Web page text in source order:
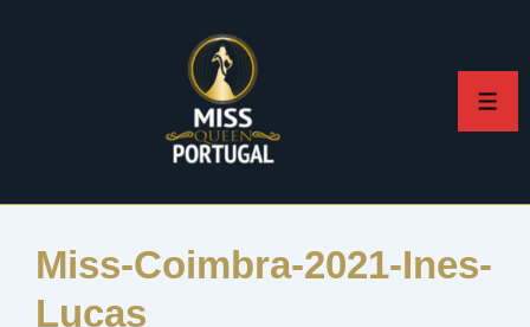
Miss-Coimbra-2021-Ines-
Lucas